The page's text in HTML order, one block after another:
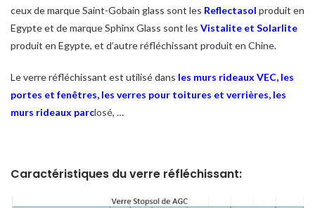
ceux de marque Saint-Gobain glass sont les Reflectasol produit en
Egypte et de marque Sphinx Glass sont les Vistalite et Solarlite
produit en Egypte, et d’autre réfléchissant produit en Chine.
Le verre réfléchissant est utilisé dans les murs rideaux VEC, les
portes et fenêtres, les verres pour toitures et verrières, les
murs rideaux parclosé, …
Caractéristiques du verre réfléchissant: